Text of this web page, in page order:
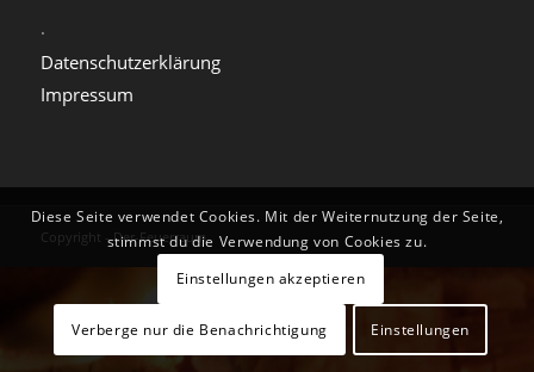
.
Datenschutzerklärung
Impressum
Copyright - Der-Feuerraum
Diese Seite verwendet Cookies. Mit der Weiternutzung der Seite,
stimmst du die Verwendung von Cookies zu.
Einstellungen akzeptieren
Verberge nur die Benachrichtigung Einstellungen